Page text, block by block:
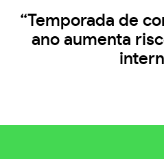
“Temporada de
ano aumenta